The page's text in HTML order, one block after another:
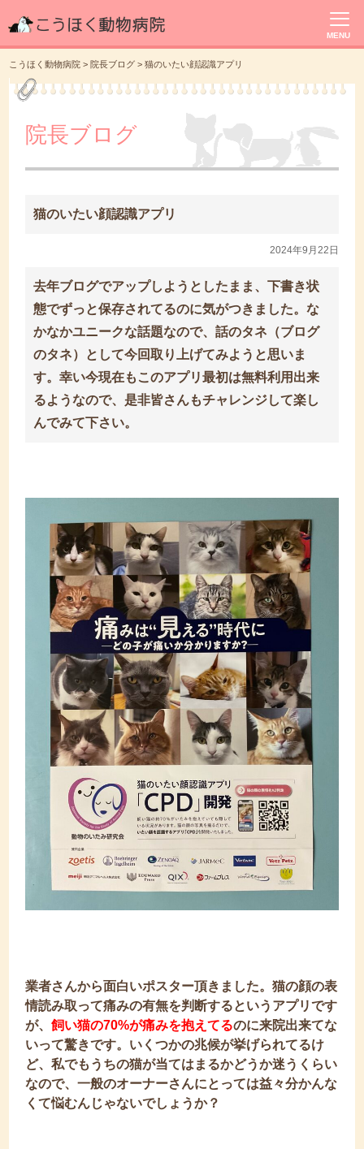
MENU
こうほく動物病院 >院長ブログ >猫のいたい顔認識アプリ
院長ブログ
猫のいたい顔認識アプリ
2024年9月22日
去年ブログでアップしようとしたまま、下書き状
態でずっと保存されてるのに気がつきました。な
かなかユニークな話題なので、話のタネ（ブログ
のタネ）として今回取り上げてみようと思いま
す。幸い今現在もこのアプリ最初は無料利用出来
るようなので、是非皆さんもチャレンジして楽し
んでみて下さい。
業者さんから面白いポスター頂きました。猫の顔の表
情読み取って痛みの有無を判断するというアプリです
が、飼い猫の70%が痛みを抱えてるのに来院出来てな
いって驚きです。いくつかの兆候が挙げられてるけ
ど、私でもうちの猫が当てはまるかどうか迷うくらい
なので、一般のオーナーさんにとっては益々分かんな
くて悩むんじゃないでしょうか？